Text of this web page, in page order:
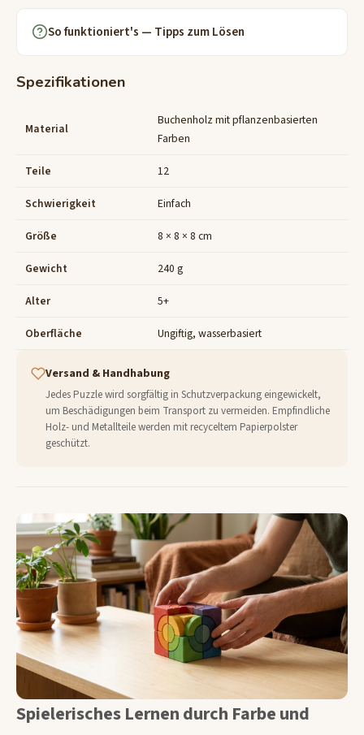
So funktioniert's — Tipps zum Lösen
Spezifikationen
Material
Buchenholz mit pflanzenbasierten
Farben
Teile 12
Schwierigkeit Einfach
Größe 8 × 8 × 8 cm
Gewicht 240 g
Alter 5+
Oberfläche Ungiftig, wasserbasiert
Versand & Handhabung
Jedes Puzzle wird sorgfältig in Schutzverpackung eingewickelt,
um Beschädigungen beim Transport zu vermeiden. Empfindliche
Holz- und Metallteile werden mit recyceltem Papierpolster
geschützt.
Spielerisches Lernen durch Farbe und